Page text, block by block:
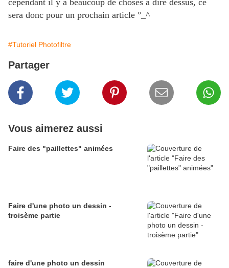
cependant il y a beaucoup de choses à dire dessus, ce
sera donc pour un prochain article °_^
#Tutoriel Photofiltre
Partager
Vous aimerez aussi
Faire des "paillettes" animées
Faire d'une photo un dessin -
troisème partie
faire d'une photo un dessin